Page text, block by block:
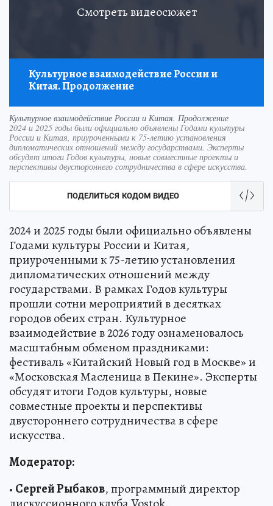
Смотреть видеосюжет
Культурное взаимодействие России и
Китая. Продолжение
Культурное взаимодействие России и Китая. Продолжение
2024 и 2025 годы были официально объявлены Годами культуры
России и Китая, приуроченными к 75-летию установления
дипломатических отношений между государствами. Эксперты
обсудят итоги Годов культуры, новые совместные проекты и
перспективы двустороннего сотрудничества в сфере искусства.
ПОДЕЛИТЬСЯ КОДОМ ВИДЕО
2024 и 2025 годы были официально объявлены
Годами культуры России и Китая,
приуроченными к 75-летию установления
дипломатических отношений между
государствами. В рамках Годов культуры
прошли сотни мероприятий в десятках
городов обеих стран. Культурное
взаимодействие в 2026 году ознаменовалось
масштабным обменом праздниками:
фестиваль «Китайский Новый год в Москве» и
«Московская Масленица в Пекине». Эксперты
обсудят итоги Годов культуры, новые
совместные проекты и перспективы
двустороннего сотрудничества в сфере
искусства.
Модератор:
• Сергей Рыбаков, программный директор